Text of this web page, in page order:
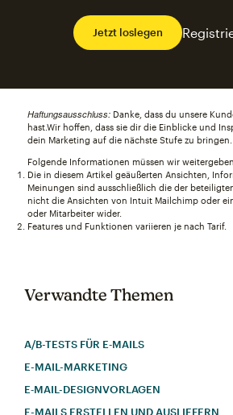
Jetzt loslegen
Haftungsausschluss:Danke, dass du unsere
hast.Wir hoffen, dass sie dir die Einblicke und
dein Marketing auf die nächste Stufe zu bringen.
Folgende Informationen müssen wir
Die in diesem Artikel geäußerten Ansichten,
Meinungen sind ausschließlich die der
nicht die Ansichten von Intuit Mailchimp oder
oder Mitarbeiter wider.
Features und Funktionen variieren je nach Tarif.
Verwandte Themen
A/B-TESTS FÜR E‑MAILS
E-MAIL-MARKETING
E‑MAIL-DESIGNVORLAGEN
E-MAILS ERSTELLEN UND AUSLIEFERN